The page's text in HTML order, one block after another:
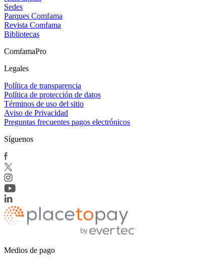
Sedes
Parques Comfama
Revista Comfama
Bibliotecas
ComfamaPro
Legales
Política de transparencia
Política de protección de datos
Términos de uso del sitio
Aviso de Privacidad
Preguntas frecuentes pagos electrónicos
Síguenos
Medios de pago